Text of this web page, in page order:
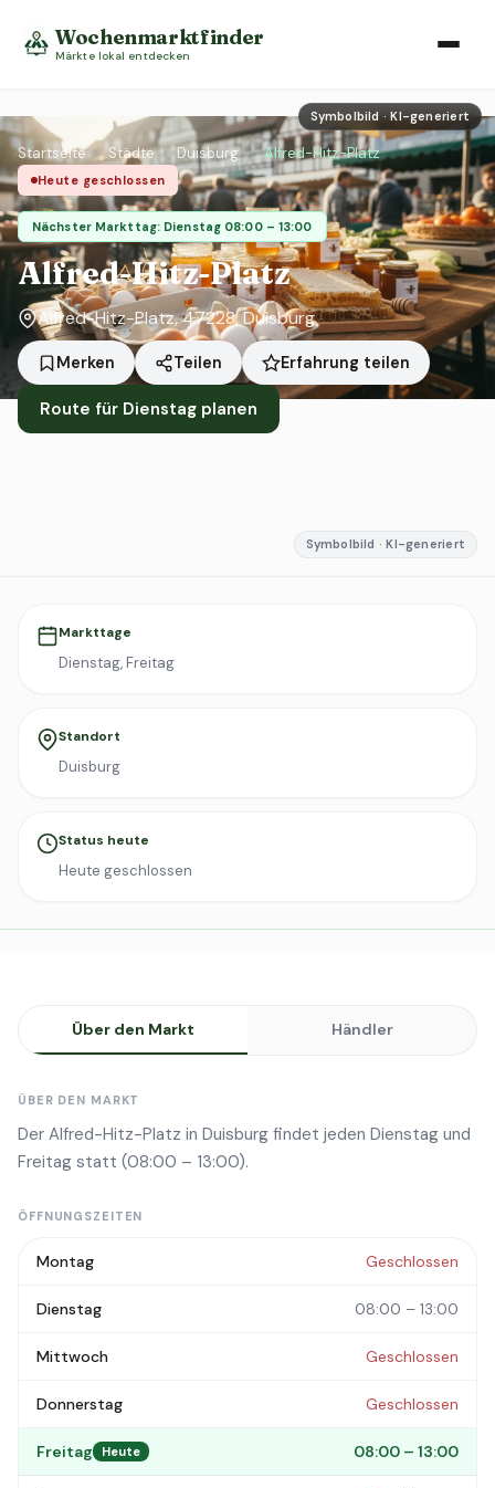
Wochenmarktfinder
Märkte lokal entdecken
Symbolbild · KI-generiert
Startseite › Städte › Duisburg › Alfred-Hitz-Platz
Heute geschlossen
Nächster Markttag: Dienstag 08:00 – 13:00
Alfred-Hitz-Platz
Alfred-Hitz-Platz, 47228, Duisburg
Merken Teilen Erfahrung teilen
Route für Dienstag planen
Symbolbild · KI-generiert
Markttage
Dienstag, Freitag
Standort
Duisburg
Status heute
Heute geschlossen
Über den Markt Händler
ÜBER DEN MARKT
Der Alfred-Hitz-Platz in Duisburg findet jeden Dienstag und
Freitag statt (08:00 – 13:00).
ÖFFNUNGSZEITEN
Montag Geschlossen
Dienstag 08:00 – 13:00
Mittwoch Geschlossen
Donnerstag Geschlossen
Freitag Heute 08:00 – 13:00